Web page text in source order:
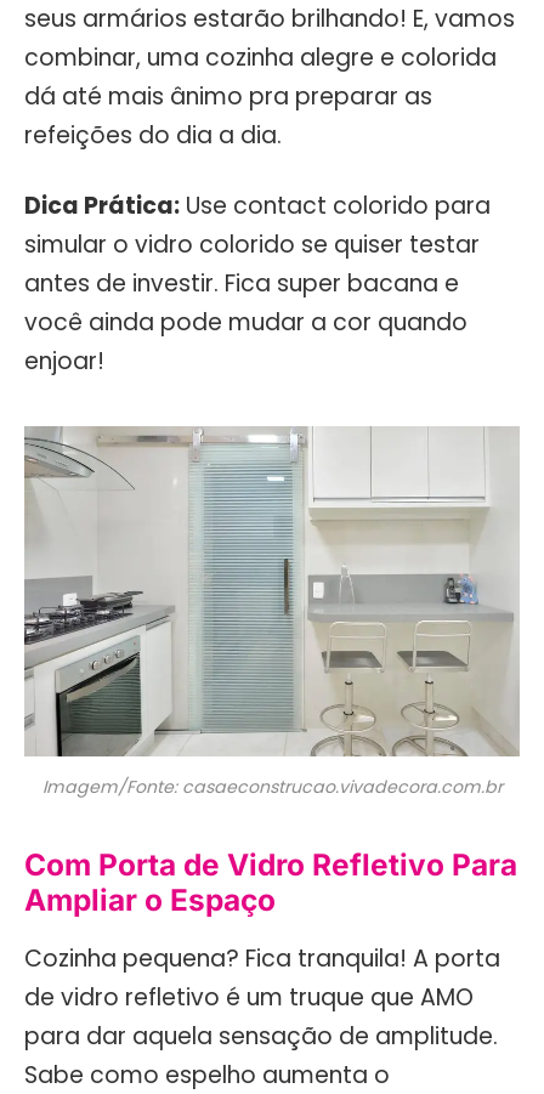
seus armários estarão brilhando! E, vamos
combinar, uma cozinha alegre e colorida
dá até mais ânimo pra preparar as
refeições do dia a dia.
Dica Prática: Use contact colorido para
simular o vidro colorido se quiser testar
antes de investir. Fica super bacana e
você ainda pode mudar a cor quando
enjoar!
Imagem/Fonte: casaeconstrucao.vivadecora.com.br
Com Porta de Vidro Refletivo Para
Ampliar o Espaço
Cozinha pequena? Fica tranquila! A porta
de vidro refletivo é um truque que AMO
para dar aquela sensação de amplitude.
Sabe como espelho aumenta o